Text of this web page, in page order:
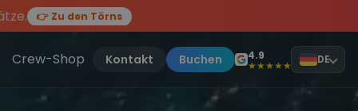
👉 Zu den Törns
Törn!
des Jahres, sei dabei.
Crew-Shop Kontakt Buchen 4.9
★★★★★ DE